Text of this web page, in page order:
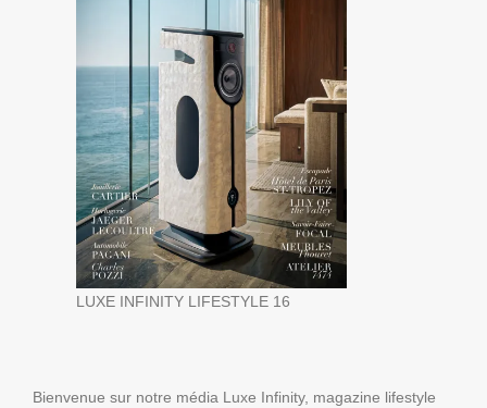
LUXE INFINITY LIFESTYLE 16
Bienvenue sur notre média Luxe Infinity, magazine lifestyle